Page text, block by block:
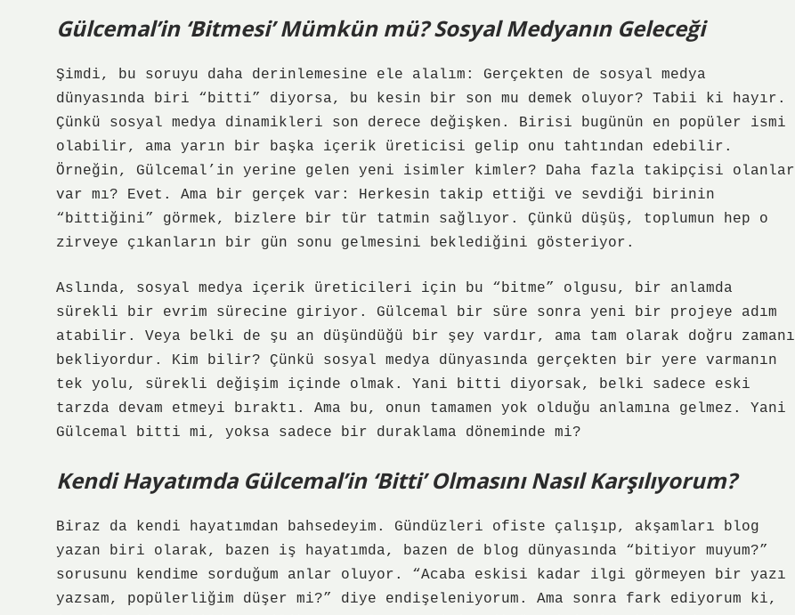
Gülcemal’in ‘Bitmesi’ Mümkün mü? Sosyal Medyanın Geleceği
Şimdi, bu soruyu daha derinlemesine ele alalım: Gerçekten de sosyal medya
dünyasında biri “bitti” diyorsa, bu kesin bir son mu demek oluyor? Tabii ki hayır.
Çünkü sosyal medya dinamikleri son derece değişken. Birisi bugünün en popüler ismi
olabilir, ama yarın bir başka içerik üreticisi gelip onu tahtından edebilir.
Örneğin, Gülcemal’in yerine gelen yeni isimler kimler? Daha fazla takipçisi olanlar
var mı? Evet. Ama bir gerçek var: Herkesin takip ettiği ve sevdiği birinin
“bittiğini” görmek, bizlere bir tür tatmin sağlıyor. Çünkü düşüş, toplumun hep o
zirveye çıkanların bir gün sonu gelmesini beklediğini gösteriyor.
Aslında, sosyal medya içerik üreticileri için bu “bitme” olgusu, bir anlamda
sürekli bir evrim sürecine giriyor. Gülcemal bir süre sonra yeni bir projeye adım
atabilir. Veya belki de şu an düşündüğü bir şey vardır, ama tam olarak doğru zamanı
bekliyordur. Kim bilir? Çünkü sosyal medya dünyasında gerçekten bir yere varmanın
tek yolu, sürekli değişim içinde olmak. Yani bitti diyorsak, belki sadece eski
tarzda devam etmeyi bıraktı. Ama bu, onun tamamen yok olduğu anlamına gelmez. Yani
Gülcemal bitti mi, yoksa sadece bir duraklama döneminde mi?
Kendi Hayatımda Gülcemal’in ‘Bitti’ Olmasını Nasıl Karşılıyorum?
Biraz da kendi hayatımdan bahsedeyim. Gündüzleri ofiste çalışıp, akşamları blog
yazan biri olarak, bazen iş hayatımda, bazen de blog dünyasında “bitiyor muyum?”
sorusunu kendime sorduğum anlar oluyor. “Acaba eskisi kadar ilgi görmeyen bir yazı
yazsam, popülerliğim düşer mi?” diye endişeleniyorum. Ama sonra fark ediyorum ki,